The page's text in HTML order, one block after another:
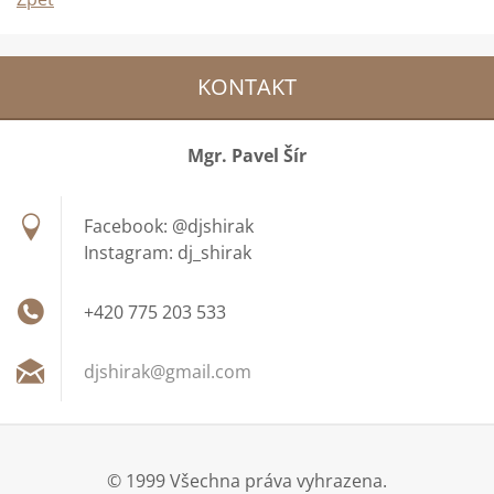
KONTAKT
Mgr. Pavel Šír
Facebook: @djshirak
Instagram: dj_shirak
+420 775 203 533
djshirak@gmail.com
© 1999 Všechna práva vyhrazena.